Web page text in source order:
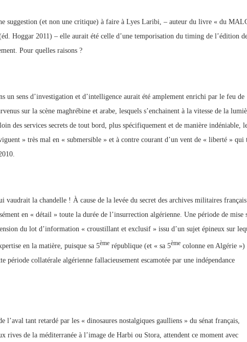
suggestion (et non une critique) à faire à Lyes Laribi, – auteur du livre « du
Hoggar 2011) – elle aurait été celle d’une temporisation du timing de l’édition
Pour quelles raisons ?
un sens d’investigation et d’intelligence aurait été amplement enrichi par le feu de
sur la scène maghrébine et arabe, lesquels s’enchainent à la vitesse de la
des services secrets de tout bord, plus spécifiquement et de manière indéniable,
» très mal en « submersible » et à contre courant d’un vent de « liberté » qui
vaudrait la chandelle ! À cause de la levée du secret des archives militaires
en « détail » toute la durée de l’insurrection algérienne. Une période de mise
du lot d’information « croustillant et exclusif » issu d’un sujet épineux sur
en la matière, puisque sa 5ème république (et « sa 5ème colonne en Algérie »)
période collatérale algérienne fallacieusement escamotée par une indépendance
l’aval tant retardé par les « dinosaures nostalgiques gaulliens » du sénat français,
rives de la méditerranée à l’image de Harbi ou Stora, attendent ce moment avec